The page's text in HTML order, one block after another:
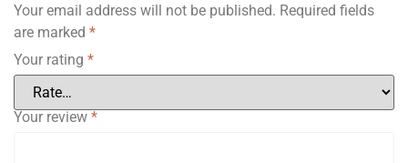
Your email address will not be published. Required fields
are marked *
Your rating *
Your review *